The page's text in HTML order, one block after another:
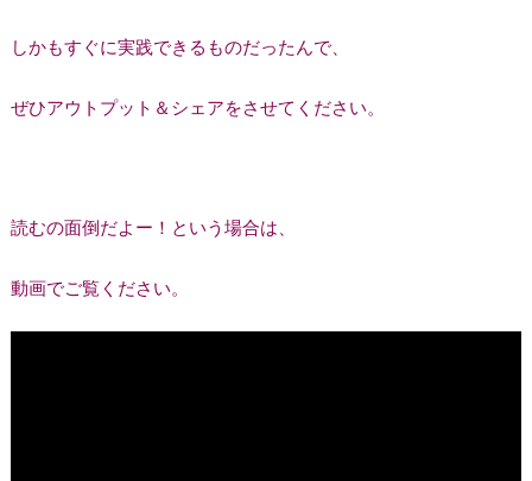
しかもすぐに実践できるものだったんで、
ぜひアウトプット＆シェアをさせてください。
読むの面倒だよー！という場合は、
動画でご覧ください。